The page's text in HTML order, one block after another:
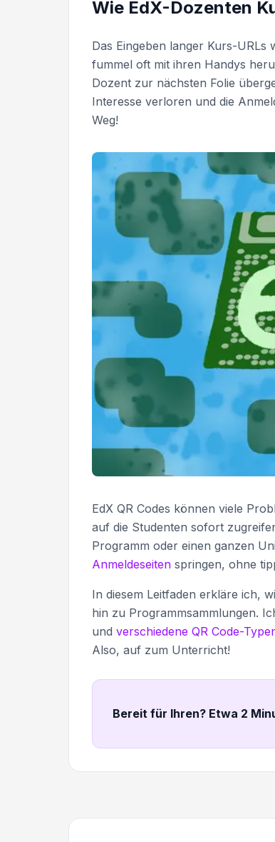
Wie EdX-Dozenten
Das Eingeben langer Kurs-
fummel oft mit ihren Handys
Dozent zur nächsten Folie
Interesse verloren und die
Weg!
EdX QR Codes können viele
auf die Studenten sofort
Programm oder einen ganzen
Anmeldeseiten springen, ohne
In diesem Leitfaden erkläre ich,
hin zu Programmsammlungen.
und verschiedene QR Code-
Also, auf zum Unterricht!
Bereit für Ihren? Etwa 2